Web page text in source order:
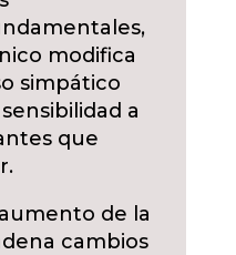
modifica
simpático
a
que
de la
cambios